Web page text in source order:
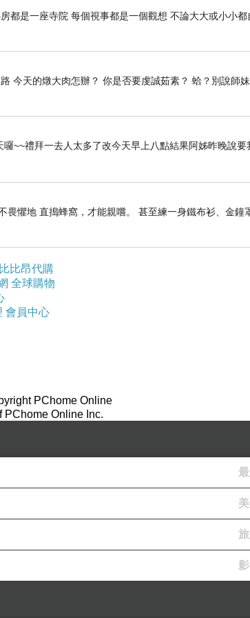
say hello
都是一座寺院 每個視事都是一個觀想 不論大大或小小
今天的燉大肉怎辦？ 你是否要虔誠茹素？ 蛤？別說師
~~禮拜一去人太多了改今天早上八點結果阿姊昨晚說
畏懼地 直搗蜂窩，才能親嚐。 甚至練一身鐵布衫、金鐘
比比昂代購
全球購物
會員中心
PChome Online
PChome Online Inc.